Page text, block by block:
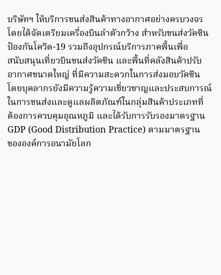
บริษัทฯ ให้บริการขนส่งสินค้าทางอากาศอย่างครบวงจร
โดยได้จัดเตรียมเครื่องบินลำตัวกว้าง สำหรับขนส่งวัคซีน
ป้องกันโควิด-19 รวมถึงอุปกรณ์บริการภาคพื้นเพื่อ
สนับสนุนเที่ยวบินขนส่งวัคซีน และพื้นที่คลังสินค้าปรับ
อากาศขนาดใหญ่ ที่มีความสะดวกในการส่งมอบวัคซีน
โดยบุคลากรยังมีความรู้ความเชี่ยวชาญและประสบการณ์
ในการขนส่งและดูแลผลิตภัณฑ์ในกลุ่มสินค้าประเภทที่
ต้องการควบคุมอุณหภูมิ และได้รับการรับรองมาตรฐาน
GDP (Good Distribution Practice) ตามมาตรฐาน
ขององค์การอนามัยโลก